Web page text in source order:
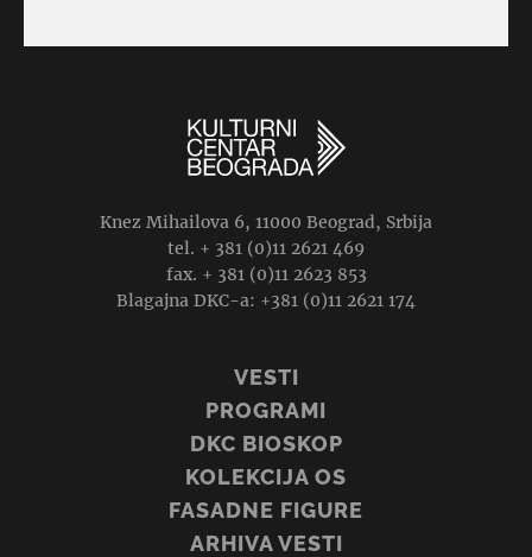
Knez Mihailova 6, 11000 Beograd, Srbija
tel. + 381 (0)11 2621 469
fax. + 381 (0)11 2623 853
Blagajna DKC-a: +381 (0)11 2621 174
VESTI
PROGRAMI
DKC BIOSKOP
KOLEKCIJA OS
FASADNE FIGURE
ARHIVA VESTI